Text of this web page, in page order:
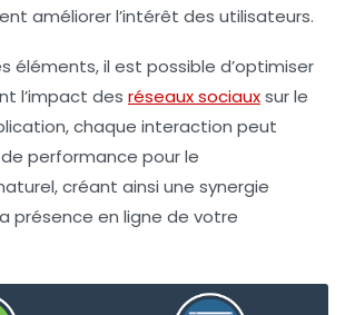
améliorer l’intérêt des utilisateurs.
éléments, il est possible d’optimiser
l’impact des réseaux sociauxsur le
chaque interaction peut
performance pour le
créant ainsi une synergie
présence en ligne de votre